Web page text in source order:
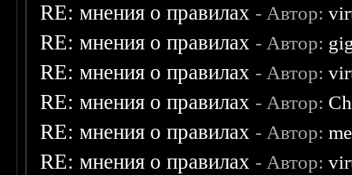
RE: мнения о правилах - Автор:
RE: мнения о правилах - Автор:
RE: мнения о правилах - Автор:
RE: мнения о правилах - Автор:
RE: мнения о правилах - Автор:
RE: мнения о правилах - Автор: